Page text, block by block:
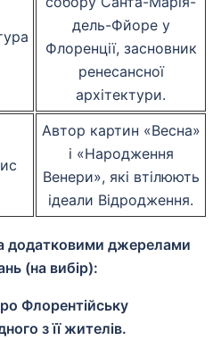
дель-Фйоре у
Флоренції, засновник
ренесансної
архітектури.
Автор картин «Весна»
і «Народження
Венери», які втілюють
ідеали Відродження.
додатковими джерелами
(на вибір):
Флорентійську
з її жителів.